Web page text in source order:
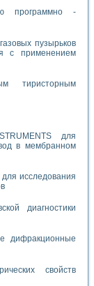
программно -
пузырьков
с применением
тиристорным
для
в мембранном
исследования
диагностики
дифракционные
свойств